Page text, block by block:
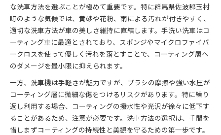
な洗車方法を選ぶことが極めて重要です。特に群馬県佐波郡玉村
町のような気候では、黄砂や花粉、雨による汚れが付きやすく、
適切な洗車方法が車の美しさ維持に直結します。手洗い洗車はコ
ーティング車に最適とされており、スポンジやマイクロファイバ
ークロスを使って優しく汚れを落とすことで、コーティング層へ
のダメージを最小限に抑えられます。
一方、洗車機は手軽さが魅力ですが、ブラシの摩擦や強い水圧が
コーティング層に微細な傷をつけるリスクがあります。特に繰り
返し利用する場合、コーティングの撥水性や光沢が徐々に低下す
ることがあるため、注意が必要です。洗車方法の選択は、手間を
惜しまずコーティングの持続性と美観を守るための第一歩です。